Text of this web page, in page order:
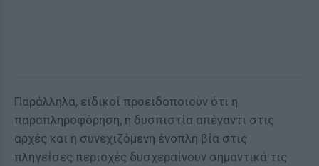
Παράλληλα, ειδικοί προειδοποιούν ότι η
παραπληροφόρηση, η δυσπιστία απέναντι στις
αρχές και η συνεχιζόμενη ένοπλη βία στις
πληγείσες περιοχές δυσχεραίνουν σημαντικά τις